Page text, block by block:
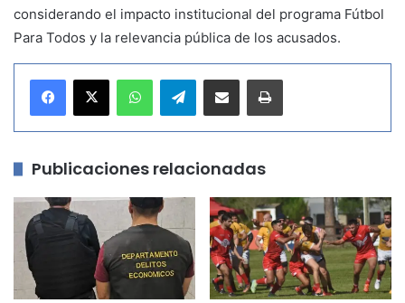
considerando el impacto institucional del programa Fútbol
Para Todos y la relevancia pública de los acusados.
Telegram
Publicaciones relacionadas